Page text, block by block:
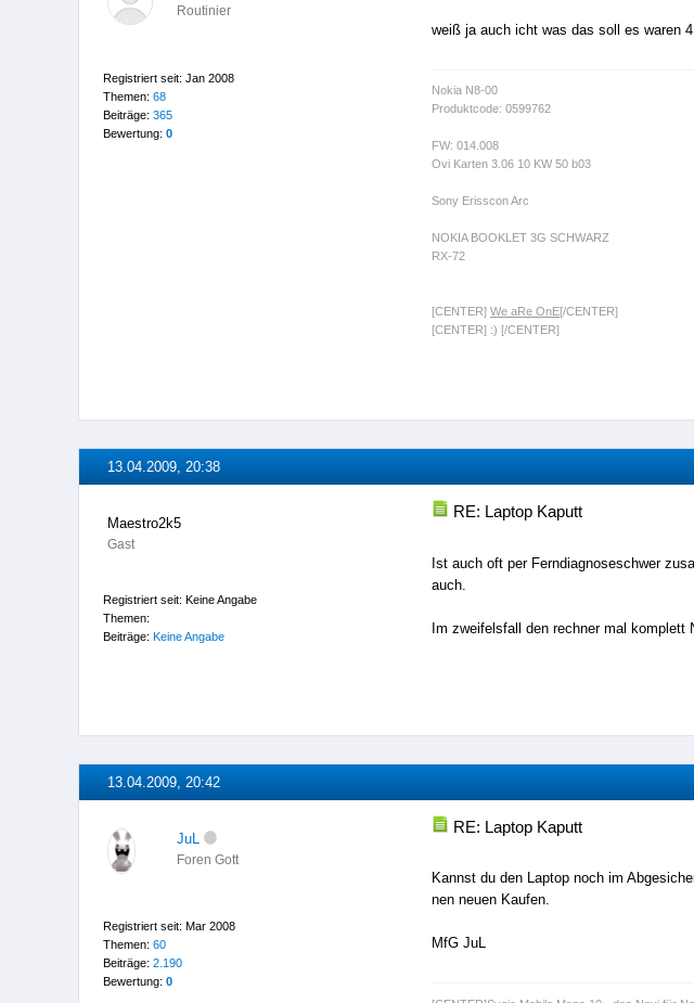
Routinier
Registriert seit: Jan 2008
Themen: 68
Beiträge: 365
Bewertung: 0
weiß ja auch icht was das soll es waren
Nokia N8-00
Produktcode: 0599762
FW: 014.008
Ovi Karten 3.06 10 KW 50 b03
Sony Erisscon Arc
NOKIA BOOKLET 3G SCHWARZ
RX-72
[CENTER]We aRe OnE[/CENTER]
[CENTER] :) [/CENTER]
13.04.2009, 20:38
Maestro2k5
Gast
Registriert seit: Keine Angabe
Themen:
Beiträge: Keine Angabe
RE: Laptop Kaputt
Ist auch oft per Ferndiagnoseschwer
auch.
Im zweifelsfall den rechner mal komplett
13.04.2009, 20:42
JuL
Foren Gott
Registriert seit: Mar 2008
Themen: 60
Beiträge: 2.190
Bewertung: 0
RE: Laptop Kaputt
Kannst du den Laptop noch im
nen neuen Kaufen.
MfG JuL